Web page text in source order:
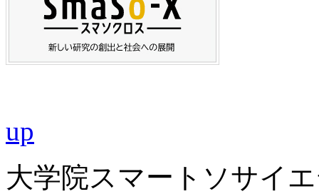
up
大学院スマートソサイ